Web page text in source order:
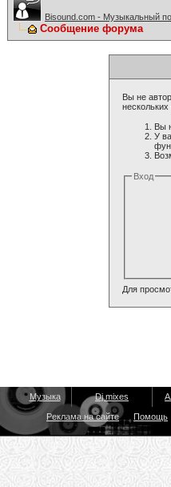
Bisound.com - Музыкальный
Сообщение форума
Вы не
нескольких
Вы
У
Вход
Для
Музыка Dj mixes
Реклама на сайте Помощь